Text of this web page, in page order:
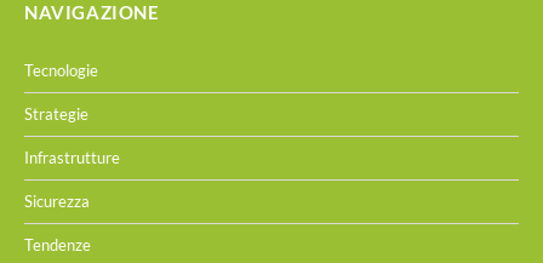
NAVIGAZIONE
Tecnologie
Strategie
Infrastrutture
Sicurezza
Tendenze